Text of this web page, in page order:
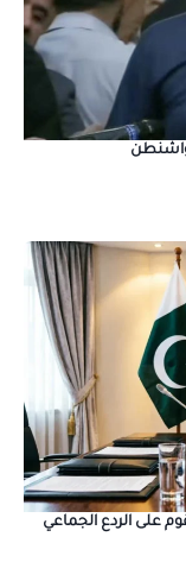
واشنطن
على الردع الجماعي